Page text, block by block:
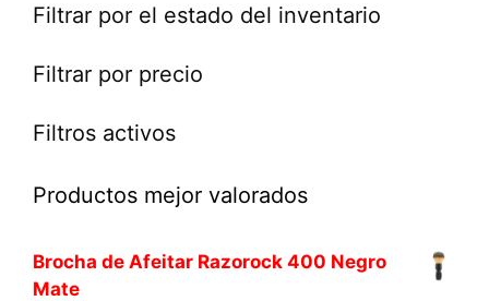
Filtrar por el estado del inventario
Filtrar por precio
Filtros activos
Productos mejor valorados
Brocha de Afeitar Razorock 400 Negro
Mate